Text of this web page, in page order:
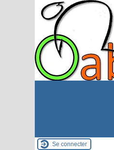
Se connecter